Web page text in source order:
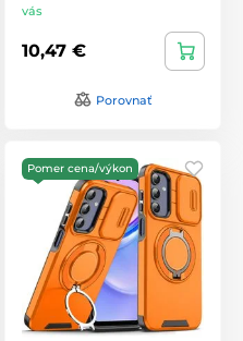
vás
10,47 €
Porovnať
Pomer cena/výkon